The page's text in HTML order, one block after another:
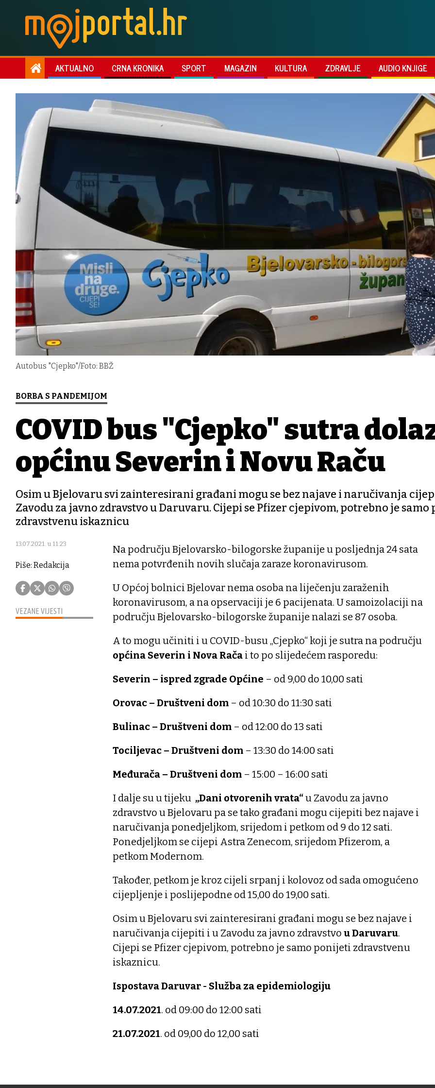
AKTUALNO CRNA KRONIKA SPORT MAGAZIN KULTURA ZDRAVLJE AUDIO KNJIGE
Autobus "Cjepko"/Foto: BBŽ
BORBA S PANDEMIJOM
COVID bus "Cjepko" sutra
općinu Severin i Novu Raču
Osim u Bjelovaru svi zainteresirani građani mogu se bez najave i naručivanja
Zavodu za javno zdravstvo u Daruvaru. Cijepi se Pfizer cjepivom, potrebno je
zdravstvenu iskaznicu
13.07.2021. u 11:23
Piše: Redakcija
VEZANE VIJESTI
Na području Bjelovarsko-bilogorske županije u posljednja 24 sata
nema potvrđenih novih slučaja zaraze koronavirusom.
U Općoj bolnici Bjelovar nema osoba na liječenju zaraženih
koronavirusom, a na opservaciji je 6 pacijenata. U samoizolaciji na
području Bjelovarsko-bilogorske županije nalazi se 87 osoba.
A to mogu učiniti i u COVID-busu „Cjepko“ koji je sutra na području
općina Severin i Nova Rača i to po slijedećem rasporedu:
Severin – ispred zgrade Općine – od 9,00 do 10,00 sati
Orovac – Društveni dom – od 10:30 do 11:30 sati
Bulinac – Društveni dom – od 12:00 do 13 sati
Tociljevac – Društveni dom – 13:30 do 14:00 sati
Međurača – Društveni dom – 15:00 – 16:00 sati
I dalje su u tijeku „Dani otvorenih vrata“u Zavodu za javno
zdravstvo u Bjelovaru pa se tako građani mogu cijepiti bez najave i
naručivanja ponedjeljkom, srijedom i petkom od 9 do 12 sati.
Ponedjeljkom se cijepi Astra Zenecom, srijedom Pfizerom, a
petkom Modernom.
Također, petkom je kroz cijeli srpanj i kolovoz od sada omogućeno
cijepljenje i poslijepodne od 15,00 do 19,00 sati.
Osim u Bjelovaru svi zainteresirani građani mogu se bez najave i
naručivanja cijepiti i u Zavodu za javno zdravstvo u Daruvaru.
Cijepi se Pfizer cjepivom, potrebno je samo ponijeti zdravstvenu
iskaznicu.
Ispostava Daruvar - Služba za epidemiologiju
14.07.2021. od 09:00 do 12:00 sati
21.07.2021. od 09,00 do 12,00 sati